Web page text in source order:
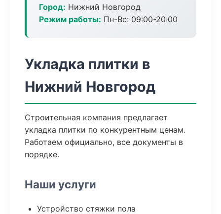
Город: Нижний Новгород
Режим работы: Пн-Вс: 09:00-20:00
Укладка плитки в
Нижний Новгород
Строительная компания предлагает
укладка плитки по конкурентным ценам.
Работаем официально, все документы в
порядке.
Наши услуги
Устройство стяжки пола